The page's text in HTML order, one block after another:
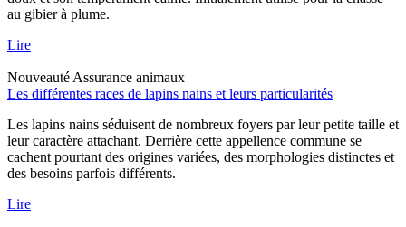
au gibier à plume.
Lire
Nouveauté Assurance animaux
Les différentes races de lapins nains et leurs particularités
Les lapins nains séduisent de nombreux foyers par leur petite taille et
leur caractère attachant. Derrière cette appellence commune se
cachent pourtant des origines variées, des morphologies distinctes et
des besoins parfois différents.
Lire